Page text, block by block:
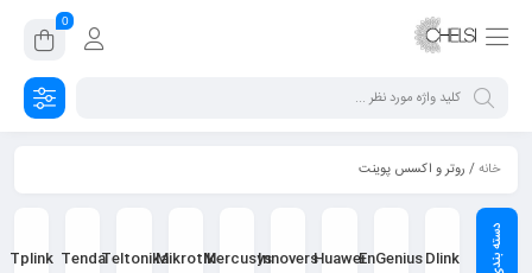
0
خانه/ روتر و اکسس پوینت
Dlink
EnGenius
Huawei
Innovers
Mercusys
Mikrotik
Teltonika
Tenda
Tplink